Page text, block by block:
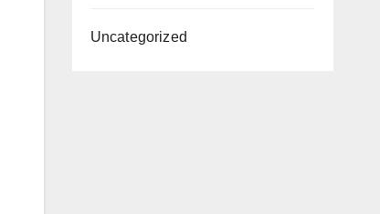
Uncategorized